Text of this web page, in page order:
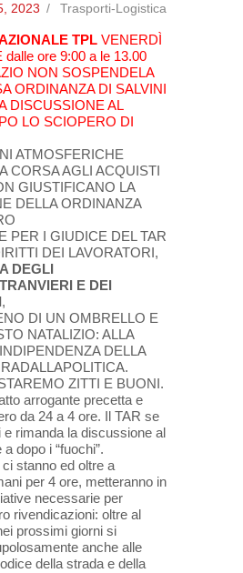
2023 Trasporti-Logistica
TPL VENERDÌ
dalle ore 9:00 a le 13.00
NON SOSPENDELA
ORDINANZA DI SALVINI
DISCUSSIONE AL
LO SCIOPERO DI
ATMOSFERICHE
CORSA AGLI ACQUISTI
GIUSTIFICANO LA
DELLA ORDINANZA
PER I GIUDICE DEL TAR
DEI LAVORATORI,
DEGLI
E DEI
,
DI UN OMBRELLO E
NATALIZIO: ALLA
DELLA
ZITTI E BUONI.
arrogante precetta e
da 24 a 4 ore. Il TAR se
e rimanda la discussione al
dopo i “fuochi”.
stanno ed oltre a
per 4 ore, metteranno in
necessarie per
rivendicazioni: oltre al
prossimi giorni si
anche alle
della strada e della